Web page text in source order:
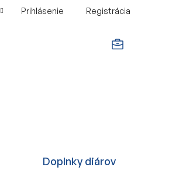
Prihlásenie Registrácia
Doplnky diárov